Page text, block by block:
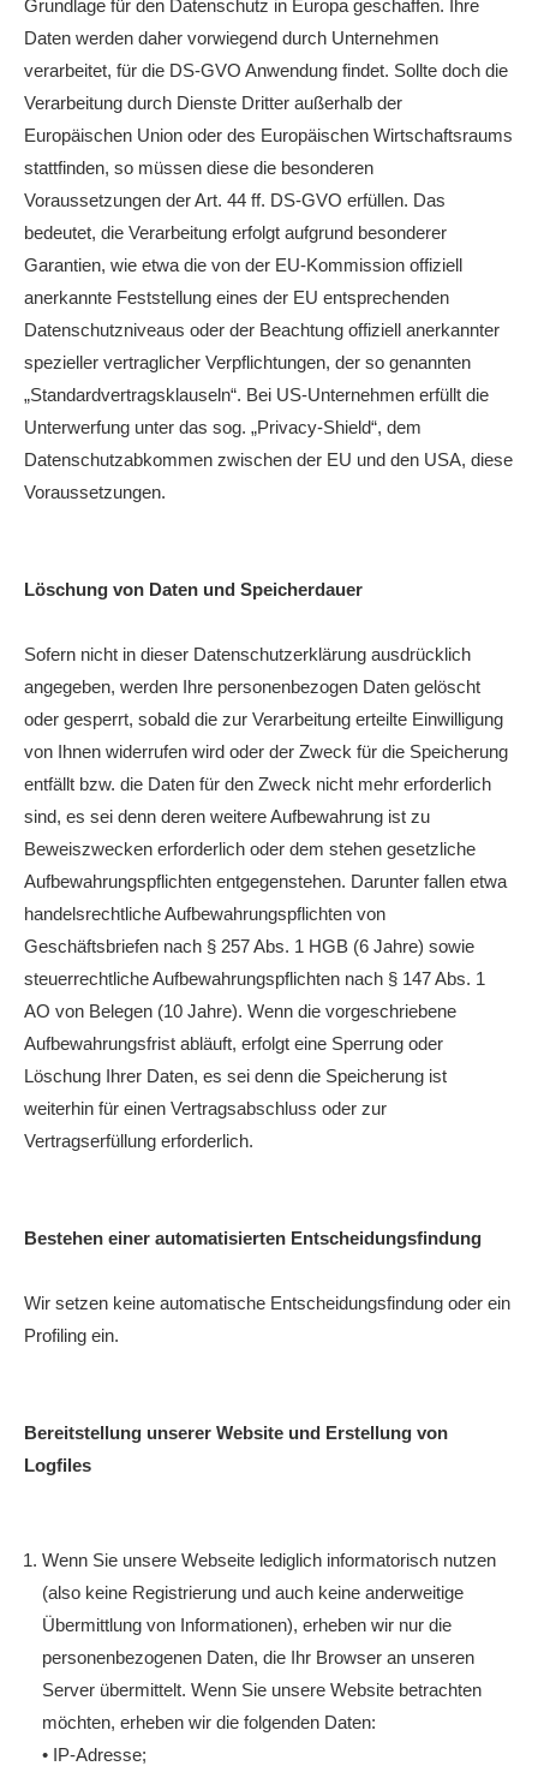
Grundlage für den Datenschutz in Europa geschaffen. Ihre
Daten werden daher vorwiegend durch Unternehmen
verarbeitet, für die DS-GVO Anwendung findet. Sollte doch die
Verarbeitung durch Dienste Dritter außerhalb der
Europäischen Union oder des Europäischen Wirtschaftsraums
stattfinden, so müssen diese die besonderen
Voraussetzungen der Art. 44 ff. DS-GVO erfüllen. Das
bedeutet, die Verarbeitung erfolgt aufgrund besonderer
Garantien, wie etwa die von der EU-Kommission offiziell
anerkannte Feststellung eines der EU entsprechenden
Datenschutzniveaus oder der Beachtung offiziell anerkannter
spezieller vertraglicher Verpflichtungen, der so genannten
„Standardvertragsklauseln“. Bei US-Unternehmen erfüllt die
Unterwerfung unter das sog. „Privacy-Shield“, dem
Datenschutzabkommen zwischen der EU und den USA, diese
Voraussetzungen.
Löschung von Daten und Speicherdauer
Sofern nicht in dieser Datenschutzerklärung ausdrücklich
angegeben, werden Ihre personenbezogen Daten gelöscht
oder gesperrt, sobald die zur Verarbeitung erteilte Einwilligung
von Ihnen widerrufen wird oder der Zweck für die Speicherung
entfällt bzw. die Daten für den Zweck nicht mehr erforderlich
sind, es sei denn deren weitere Aufbewahrung ist zu
Beweiszwecken erforderlich oder dem stehen gesetzliche
Aufbewahrungspflichten entgegenstehen. Darunter fallen etwa
handelsrechtliche Aufbewahrungspflichten von
Geschäftsbriefen nach § 257 Abs. 1 HGB (6 Jahre) sowie
steuerrechtliche Aufbewahrungspflichten nach § 147 Abs. 1
AO von Belegen (10 Jahre). Wenn die vorgeschriebene
Aufbewahrungsfrist abläuft, erfolgt eine Sperrung oder
Löschung Ihrer Daten, es sei denn die Speicherung ist
weiterhin für einen Vertragsabschluss oder zur
Vertragserfüllung erforderlich.
Bestehen einer automatisierten Entscheidungsfindung
Wir setzen keine automatische Entscheidungsfindung oder ein
Profiling ein.
Bereitstellung unserer Website und Erstellung von
Logfiles
Wenn Sie unsere Webseite lediglich informatorisch nutzen
(also keine Registrierung und auch keine anderweitige
Übermittlung von Informationen), erheben wir nur die
personenbezogenen Daten, die Ihr Browser an unseren
Server übermittelt. Wenn Sie unsere Website betrachten
möchten, erheben wir die folgenden Daten:
• IP-Adresse;